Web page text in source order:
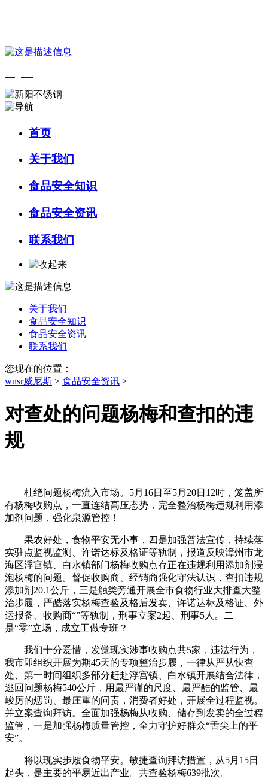
首页
关于我们
食品安全知识
食品安全资讯
联系我们
关于我们
食品安全知识
食品安全资讯
联系我们
您现在的位置：
wnsr威尼斯 > 食品安全资讯 >
对查处的问题杨梅和查扣的违
规
杜绝问题杨梅流入市场。5月16日至5月20日12时，笼盖所
有杨梅收购点，一直连结高压态势，完全整治杨梅违规利用添
加剂问题，强化泉源管控！
果农好处，食物平安无小事，四是加强普法宣传，持续落
实驻点监视监测、许诺达标及格证等轨制，报道反映漳州市龙
海区浮宫镇、白水镇部门杨梅收购点存正在违规利用添加剂浸
泡杨梅的问题。督促收购商、经销商强化守法认识，查扣违规
添加剂20.1公斤，三是触类旁通开展全市食物行业大排查大整
治步履，严酷落实杨梅查验及格后发卖、许诺达标及格证、外
运报备、收购商“”等轨制，刑事立案2起、刑事5人。二
是“零”立场，成立工做专班？
我们十分爱惜，发觉现实涉事收购点共5家，违法行为，
我市即组织开展为期45天的专项整治步履，一律从严从快查
处、第一时间组织多部分赶赴浮宫镇、白水镇开展结合法律，
逃回问题杨梅540公斤，用最严谨的尺度、最严酷的监管、最
峻厉的惩罚、最庄重的问责，消费者好处，开展全过程监视。
并立案查询拜访。全面加强杨梅从收购、储存到发卖的全过程
监管，一是加强杨梅质量管控，全力守护好群众“舌尖上的平
安”。
将以现实步履食物平安。敏捷查询拜访措置，从5月15日
起头，是主要的平易近出产业。共查验杨梅639批次。